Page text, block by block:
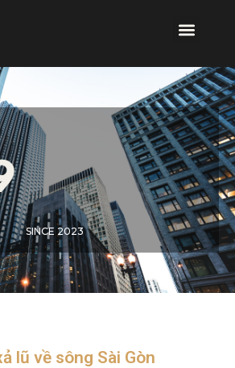
SINCE 2023
lũ về sông Sài Gòn